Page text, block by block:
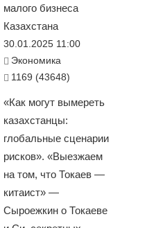
малого бизнеса
Казахстана
30.01.2025 11:00
Экономика
1169 (43648)
«Как могут вымереть
казахстанцы:
глобальные сценарии
рисков». «Выезжаем
на том, что Токаев —
китаист» —
Сыроежкин о Токаеве